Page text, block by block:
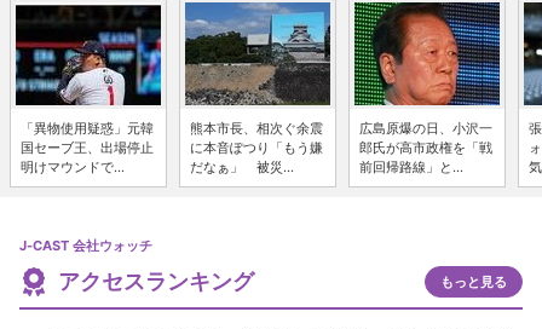
「異物使用疑惑」元韓
国セーブ王、出場停止
明けマウンドで...
熊本市長、相次ぐ余震
に本音ぽつり「もう嫌
だなぁ」 被災...
広島原爆の日、小沢一
郎氏が高市政権を「戦
前回帰路線」と...
J-CAST 会社ウォッチ
アクセスランキング もっと見る